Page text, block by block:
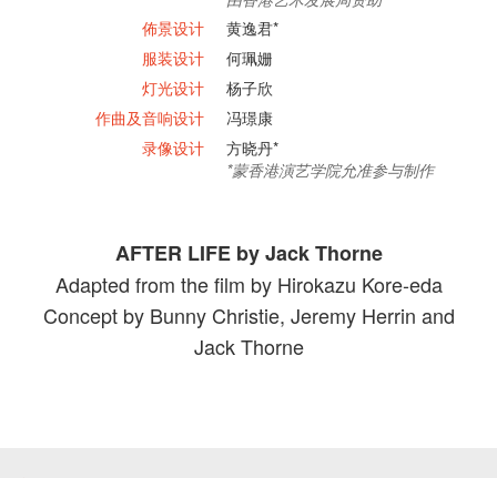
佈景设计
黄逸君*
服装设计
何珮姗
灯光设计
杨子欣
作曲及音响设计
冯璟康
录像设计
方晓丹*
*蒙香港演艺学院允准参与制作
AFTER LIFE by Jack Thorne
Adapted from the film by Hirokazu Kore-eda
Concept by Bunny Christie, Jeremy Herrin and
Jack Thorne